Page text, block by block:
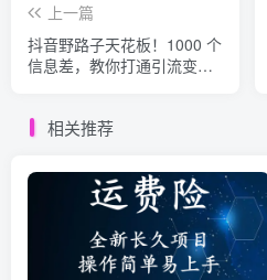
上一篇
抖音野路子天花板！1000 个
信息差，教你打通引流变现
相关推荐